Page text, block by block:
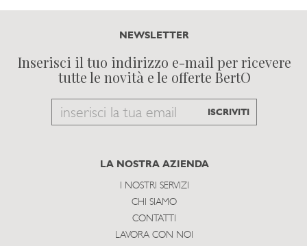
NEWSLETTER
Inserisci il tuo indirizzo e-mail per ricevere
tutte le novità e le offerte BertO
Email
subscribe
ISCRIVITI
LA NOSTRA AZIENDA
I NOSTRI SERVIZI
CHI SIAMO
CONTATTI
LAVORA CON NOI